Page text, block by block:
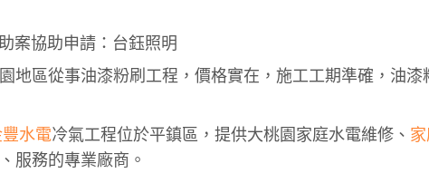
案協助申請：台鈺照明
地區從事油漆粉刷工程，價格實在，施工工期準確，油漆
水電冷氣工程位於平鎮區，提供大桃園家庭水電維修、
服務的專業廠商。